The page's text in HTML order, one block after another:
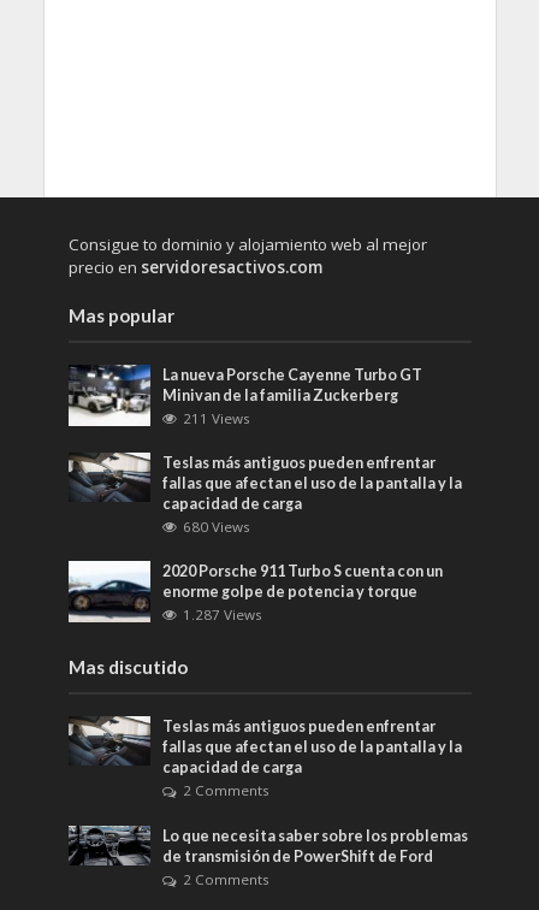
Consigue to dominio y alojamiento web al mejor
precio en servidoresactivos.com
Mas popular
La nueva Porsche Cayenne Turbo GT
Minivan de la familia Zuckerberg
211 Views
Teslas más antiguos pueden enfrentar
fallas que afectan el uso de la pantalla y la
capacidad de carga
680 Views
2020 Porsche 911 Turbo S cuenta con un
enorme golpe de potencia y torque
1.287 Views
Mas discutido
Teslas más antiguos pueden enfrentar
fallas que afectan el uso de la pantalla y la
capacidad de carga
2 Comments
Lo que necesita saber sobre los problemas
de transmisión de PowerShift de Ford
2 Comments